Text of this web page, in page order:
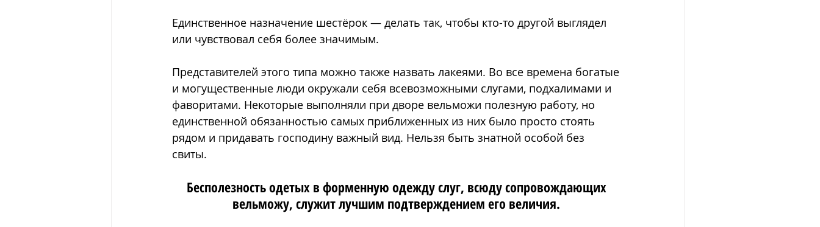
Единственное назначение шестёрок — делать так, чтобы кто-то другой выглядел
или чувствовал себя более значимым.
Представителей этого типа можно также назвать лакеями. Во все времена богатые
и могущественные люди окружали себя всевозможными слугами, подхалимами и
фаворитами. Некоторые выполняли при дворе вельможи полезную работу, но
единственной обязанностью самых приближенных из них было просто стоять
рядом и придавать господину важный вид. Нельзя быть знатной особой без
свиты.
Бесполезность одетых в форменную одежду слуг, всюду сопровождающих
вельможу, служит лучшим подтверждением его величия.